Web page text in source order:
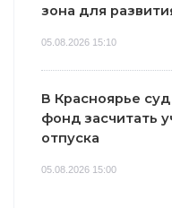
зона для
05.08.2026 15:10
В Красноярье
фонд засчитать
отпуска
05.08.2026 15:00